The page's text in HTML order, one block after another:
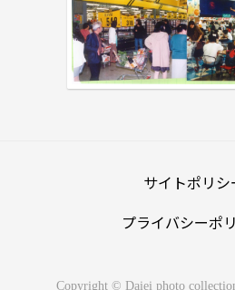
サイトポリシ
プライバシーポ
Copyright © Daiei photo